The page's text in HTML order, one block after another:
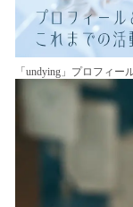
「undying」プロフィー